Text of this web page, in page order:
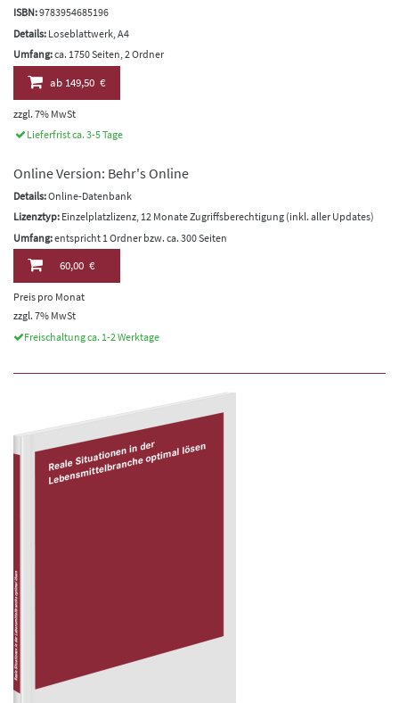
ISBN:9783954685196
Details: Loseblattwerk, A4
Umfang:ca. 1750 Seiten, 2 Ordner
ab149,50 €
zzgl. 7% MwSt
Lieferfrist ca. 3-5 Tage
Online Version: Behr's Online
Details:Online-Datenbank
Lizenztyp: Einzelplatzlizenz, 12 Monate Zugriffsberechtigung (inkl. aller Updates)
Umfang:entspricht 1 Ordner bzw. ca. 300 Seiten
60,00 €
Preis pro Monat
zzgl. 7% MwSt
Freischaltung ca. 1-2 Werktage